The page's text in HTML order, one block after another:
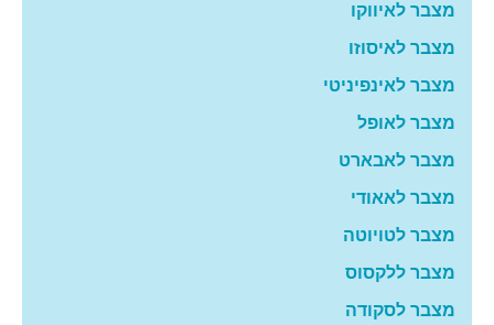
מצבר לאיווקו
מצבר לאיסוזו
מצבר לאינפיניטי
מצבר לאופל
מצבר לאבארט
מצבר לאאודי
מצבר לטויוטה
מצבר ללקסוס
מצבר לסקודה